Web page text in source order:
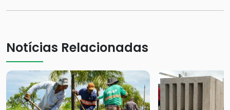
Notícias Relacionadas